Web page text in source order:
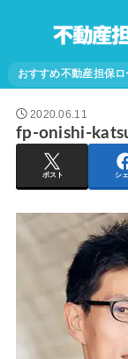
おすすめ不動産担保ロ
2020.06.11
fp-onishi-
ポスト シ